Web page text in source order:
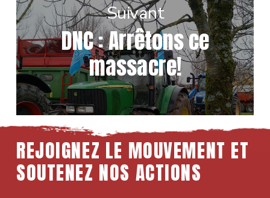
Suivant
DNC : Arrêtons ce
massacre!
REJOIGNEZ LE MOUVEMENT ET
SOUTENEZ NOS ACTIONS